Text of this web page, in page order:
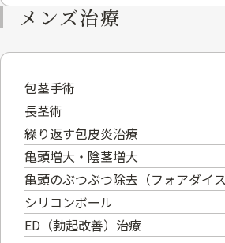
メンズ治療
包茎手術
長茎術
繰り返す包皮炎治療
亀頭増大・陰茎増大
亀頭のぶつぶつ除去（フォアダイス
シリコンボール
ED（勃起改善）治療